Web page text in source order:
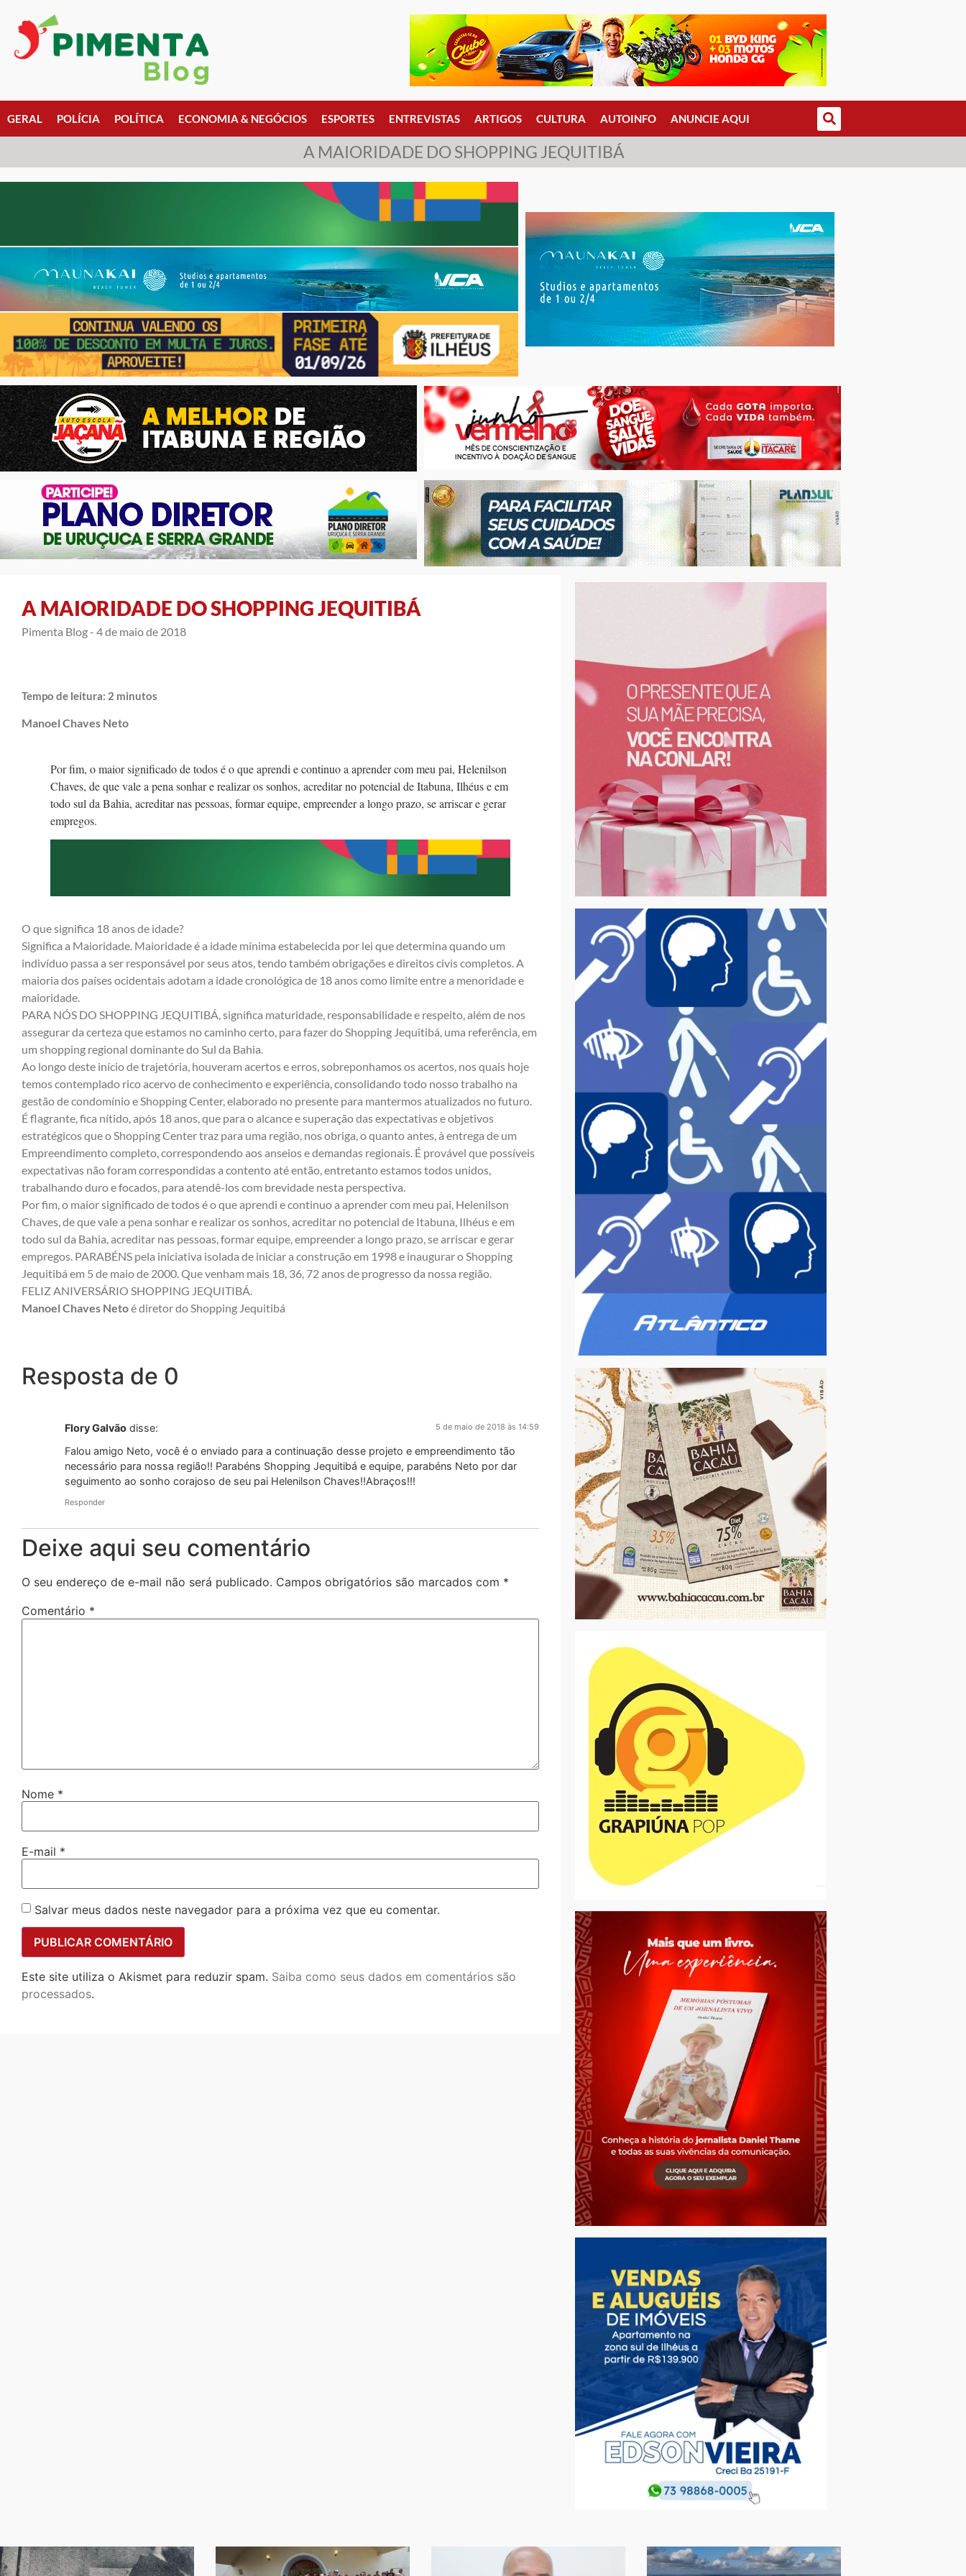
GERAL POLÍCIA POLÍTICA ECONOMIA & NEGÓCIOS ESPORTES ENTREVISTAS ARTIGOS CULTURA AUTOINFO ANUNCIE AQUI
A MAIORIDADE DO SHOPPING JEQUITIBÁ
A MAIORIDADE DO SHOPPING JEQUITIBÁ
Pimenta Blog - 4 de maio de 2018
Tempo de leitura: 2 minutos
Manoel Chaves Neto
Por fim, o maior significado de todos é o que aprendi e continuo a aprender com meu pai, Helenilson
Chaves, de que vale a pena sonhar e realizar os sonhos, acreditar no potencial de Itabuna, Ilhéus e em
todo sul da Bahia, acreditar nas pessoas, formar equipe, empreender a longo prazo, se arriscar e gerar
empregos.
O que significa 18 anos de idade?
Significa a Maioridade. Maioridade é a idade mínima estabelecida por lei que determina quando um
indivíduo passa a ser responsável por seus atos, tendo também obrigações e direitos civis completos. A
maioria dos países ocidentais adotam a idade cronológica de 18 anos como limite entre a menoridade e
maioridade.
PARA NÓS DO SHOPPING JEQUITIBÁ, significa maturidade, responsabilidade e respeito, além de nos
assegurar da certeza que estamos no caminho certo, para fazer do Shopping Jequitibá, uma referência, em
um shopping regional dominante do Sul da Bahia.
Ao longo deste início de trajetória, houveram acertos e erros, sobreponhamos os acertos, nos quais hoje
temos contemplado rico acervo de conhecimento e experiência, consolidando todo nosso trabalho na
gestão de condomínio e Shopping Center, elaborado no presente para mantermos atualizados no futuro.
É flagrante, fica nítido, após 18 anos, que para o alcance e superação das expectativas e objetivos
estratégicos que o Shopping Center traz para uma região, nos obriga, o quanto antes, à entrega de um
Empreendimento completo, correspondendo aos anseios e demandas regionais. É provável que possíveis
expectativas não foram correspondidas a contento até então, entretanto estamos todos unidos,
trabalhando duro e focados, para atendê-los com brevidade nesta perspectiva.
Por fim, o maior significado de todos é o que aprendi e continuo a aprender com meu pai, Helenilson
Chaves, de que vale a pena sonhar e realizar os sonhos, acreditar no potencial de Itabuna, Ilhéus e em
todo sul da Bahia, acreditar nas pessoas, formar equipe, empreender a longo prazo, se arriscar e gerar
empregos. PARABÉNS pela iniciativa isolada de iniciar a construção em 1998 e inaugurar o Shopping
Jequitibá em 5 de maio de 2000. Que venham mais 18, 36, 72 anos de progresso da nossa região.
FELIZ ANIVERSÁRIO SHOPPING JEQUITIBÁ.
Manoel Chaves Netoé diretor do Shopping Jequitibá
Resposta de 0
Flory Galvão disse: 5 de maio de 2018 às 14:59
Falou amigo Neto, você é o enviado para a continuação desse projeto e empreendimento tão
necessário para nossa região!! Parabéns Shopping Jequitibá e equipe, parabéns Neto por dar
seguimento ao sonho corajoso de seu pai Helenilson Chaves!!Abraços!!!
Responder
Deixe aqui seu comentário
O seu endereço de e-mail não será publicado. Campos obrigatórios são marcados com *
Comentário *
Nome *
E-mail *
Salvar meus dados neste navegador para a próxima vez que eu comentar.
Este site utiliza o Akismet para reduzir spam. Saiba como seus dados em comentários são
processados.